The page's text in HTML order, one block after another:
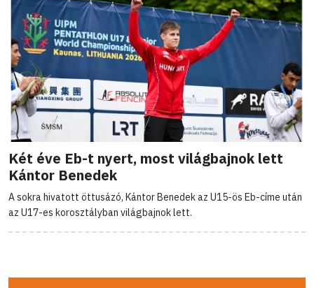
Két éve Eb-t nyert, most világbajnok lett
Kántor Benedek
A sokra hivatott öttusázó, Kántor Benedek az U15-ös Eb-címe után
az U17-es korosztályban világbajnok lett.